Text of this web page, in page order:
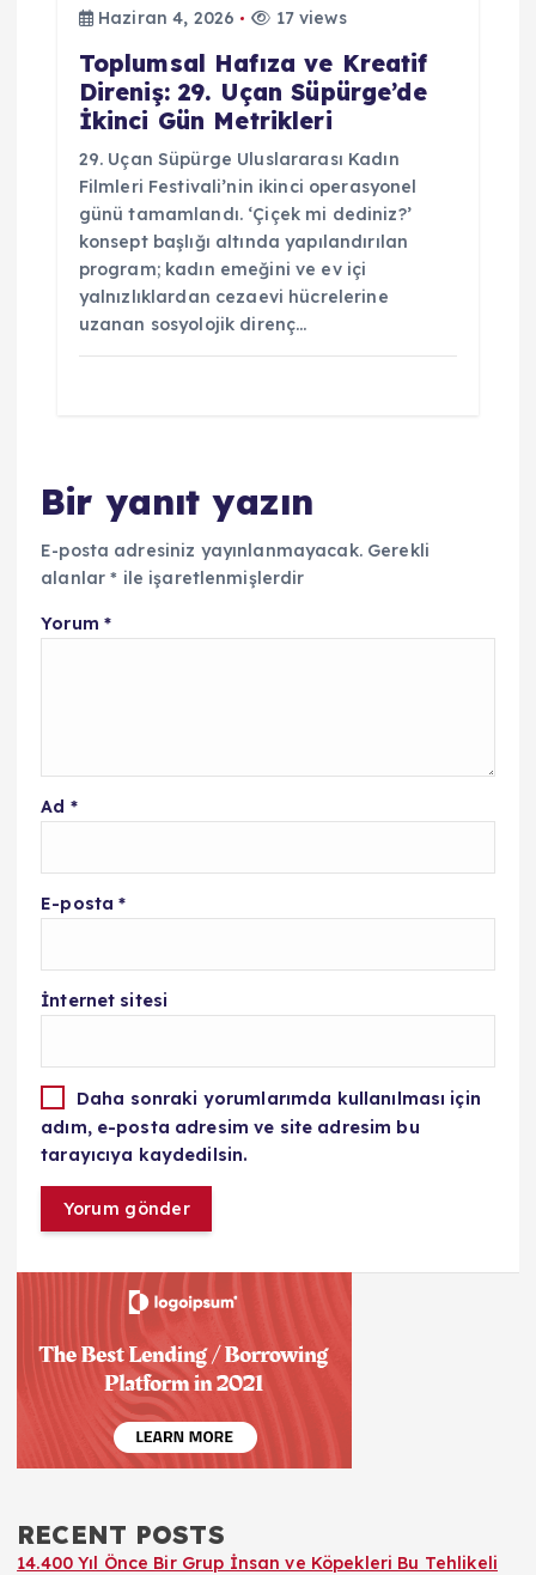
Haziran 4, 2026
17 views
Toplumsal Hafıza ve Kreatif
Direniş: 29. Uçan Süpürge’de
İkinci Gün Metrikleri
29. Uçan Süpürge Uluslararası Kadın
Filmleri Festivali’nin ikinci operasyonel
günü tamamlandı. ‘Çiçek mi dediniz?’
konsept başlığı altında yapılandırılan
program; kadın emeğini ve ev içi
yalnızlıklardan cezaevi hücrelerine
uzanan sosyolojik direnç…
Bir yanıt yazın
E-posta adresiniz yayınlanmayacak. Gerekli
alanlar* ile işaretlenmişlerdir
Yorum *
Ad *
E-posta*
İnternet sitesi
Daha sonraki yorumlarımda kullanılması için
adım, e-posta adresim ve site adresim bu
tarayıcıya kaydedilsin.
RECENT POSTS
14.400 Yıl Önce Bir Grup İnsan ve Köpekleri Bu Tehlikeli